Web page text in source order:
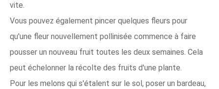
vite.
Vous pouvez également pincer quelques fleurs pour
qu'une fleur nouvellement pollinisée commence à faire
pousser un nouveau fruit toutes les deux semaines. Cela
peut échelonner la récolte des fruits d'une plante.
Pour les melons qui s'étalent sur le sol, poser un bardeau,